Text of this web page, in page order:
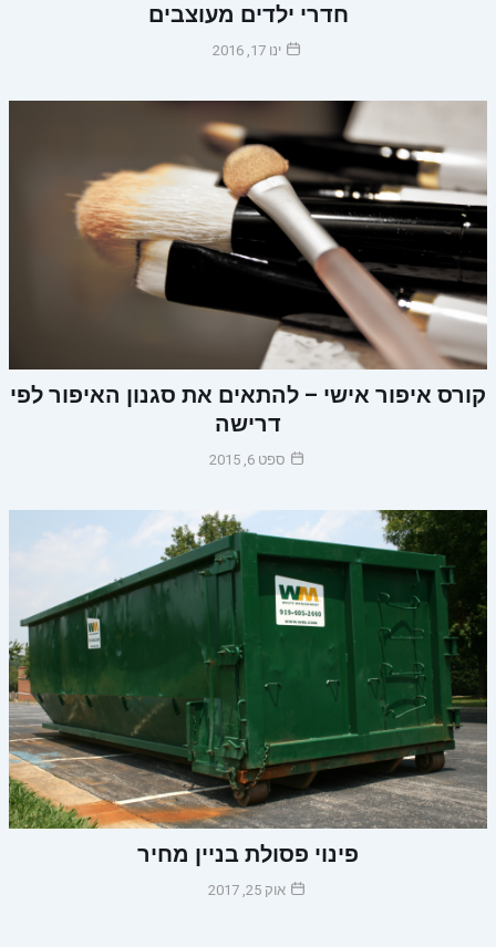
חדרי ילדים מעוצבים
ינו 17, 2016
קורס איפור אישי – להתאים את סגנון האיפור לפי
דרישה
ספט 6, 2015
פינוי פסולת בניין מחיר
אוק 25, 2017